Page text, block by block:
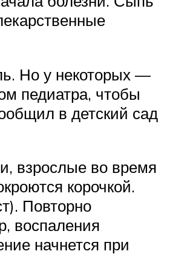
Но у некоторых —
педиатра, чтобы
в детский сад
взрослые во время
корочкой.
Повторно
воспаления
начнется при